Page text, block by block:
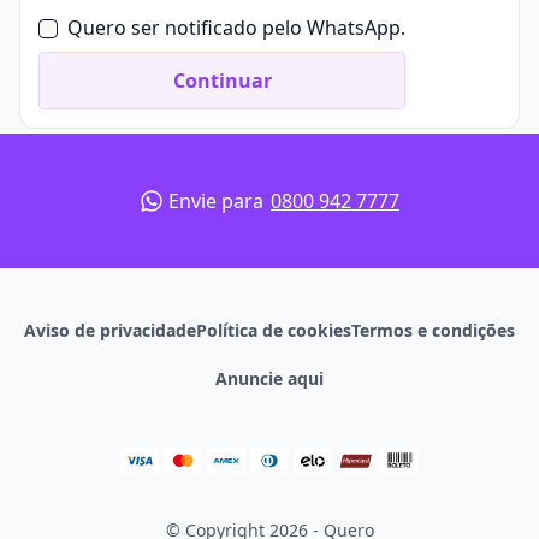
Quero ser notificado pelo WhatsApp.
Continuar
Envie para 0800 942 7777
Aviso de privacidadePolítica de cookiesTermos e condições
Anuncie aqui
© Copyright 2026 - Quero